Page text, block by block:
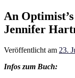
An
Jennifer
Veröffentlicht am 23.
Infos zum Buch: